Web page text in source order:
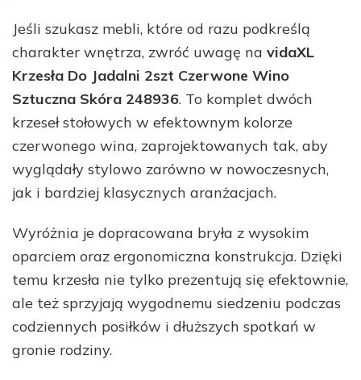
Jeśli szukasz mebli, które od razu podkreślą
charakter wnętrza, zwróć uwagę na vidaXL
Krzesła Do Jadalni 2szt Czerwone Wino
Sztuczna Skóra 248936. To komplet dwóch
krzeseł stołowych w efektownym kolorze
czerwonego wina, zaprojektowanych tak, aby
wyglądały stylowo zarówno w nowoczesnych,
jak i bardziej klasycznych aranżacjach.
Wyróżnia je dopracowana bryła z wysokim
oparciem oraz ergonomiczna konstrukcja. Dzięki
temu krzesła nie tylko prezentują się efektownie,
ale też sprzyjają wygodnemu siedzeniu podczas
codziennych posiłków i dłuższych spotkań w
gronie rodziny.